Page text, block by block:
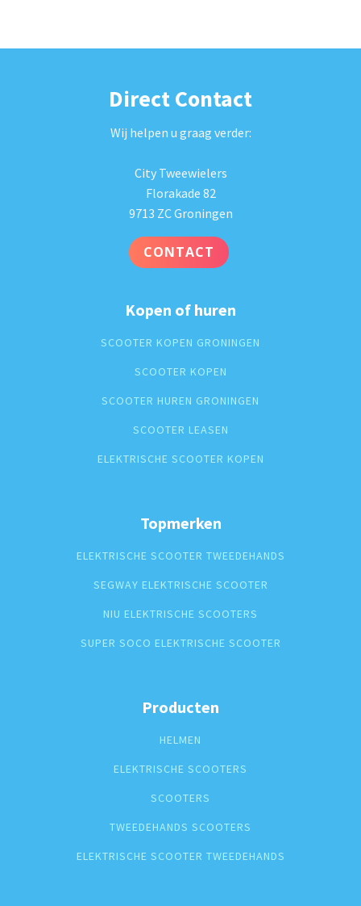
Direct Contact
Wij helpen u graag verder:
City Tweewielers
Florakade 82
9713 ZC Groningen
CONTACT
Kopen of huren
SCOOTER KOPEN GRONINGEN
SCOOTER KOPEN
SCOOTER HUREN GRONINGEN
SCOOTER LEASEN
ELEKTRISCHE SCOOTER KOPEN
Topmerken
ELEKTRISCHE SCOOTER TWEEDEHANDS
SEGWAY ELEKTRISCHE SCOOTER
NIU ELEKTRISCHE SCOOTERS
SUPER SOCO ELEKTRISCHE SCOOTER
Producten
HELMEN
ELEKTRISCHE SCOOTERS
SCOOTERS
TWEEDEHANDS SCOOTERS
ELEKTRISCHE SCOOTER TWEEDEHANDS